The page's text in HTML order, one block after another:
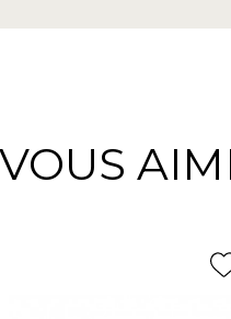
VOUS